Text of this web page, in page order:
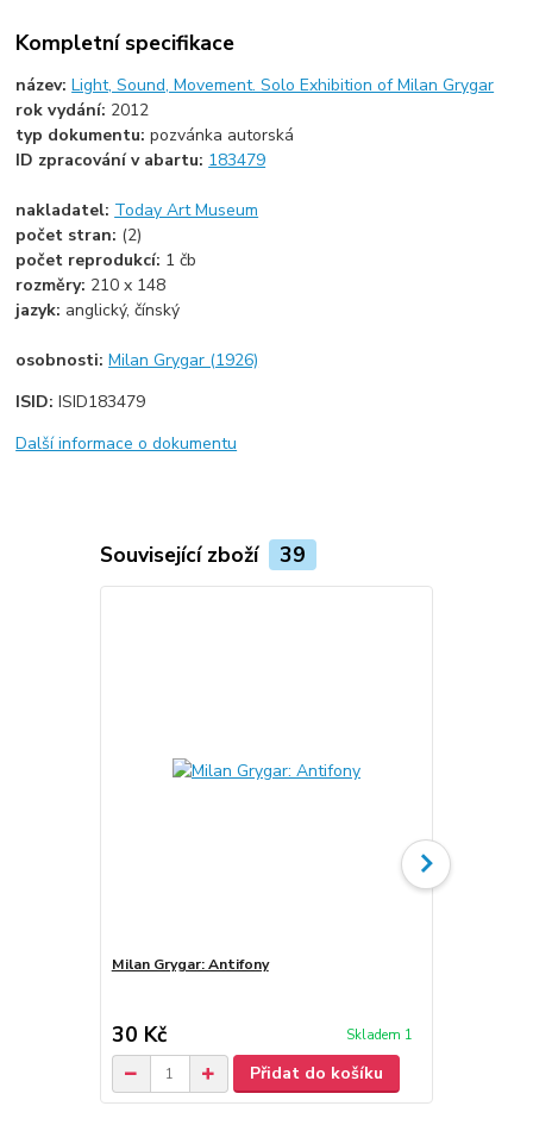
Kompletní specifikace
název:Light, Sound, Movement. Solo Exhibition of Milan Grygar
rok vydání: 2012
typ dokumentu:pozvánka autorská
ID zpracování v abartu: 183479
nakladatel: Today Art Museum
počet stran: (2)
počet reprodukcí: 1 čb
rozměry: 210 x 148
jazyk: anglický, čínský
osobnosti:Milan Grygar (1926)
ISID:ISID183479
Další informace o dokumentu
Související zboží 39
Milan Grygar: Antifony
30 Kč Skladem 1
Přidat do košíku